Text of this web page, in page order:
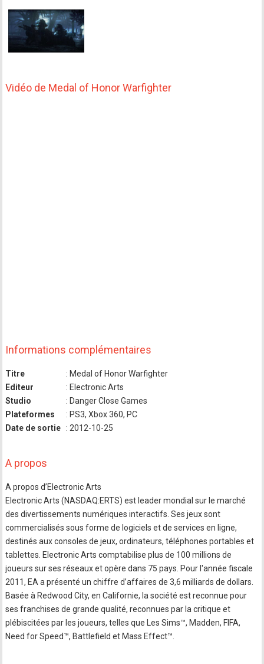
Vidéo de Medal of Honor Warfighter
Informations complémentaires
Titre
: Medal of Honor Warfighter
Editeur
: Electronic Arts
Studio
: Danger Close Games
Plateformes
: PS3, Xbox 360, PC
Date de sortie
: 2012-10-25
A propos
A propos d’Electronic Arts
Electronic Arts (NASDAQ:ERTS) est leader mondial sur le marché
des divertissements numériques interactifs. Ses jeux sont
commercialisés sous forme de logiciels et de services en ligne,
destinés aux consoles de jeux, ordinateurs, téléphones portables et
tablettes. Electronic Arts comptabilise plus de 100 millions de
joueurs sur ses réseaux et opère dans 75 pays. Pour l'année fiscale
2011, EA a présenté un chiffre d’affaires de 3,6 milliards de dollars.
Basée à Redwood City, en Californie, la société est reconnue pour
ses franchises de grande qualité, reconnues par la critique et
plébiscitées par les joueurs, telles que Les Sims™, Madden, FIFA,
Need for Speed™, Battlefield et Mass Effect™.